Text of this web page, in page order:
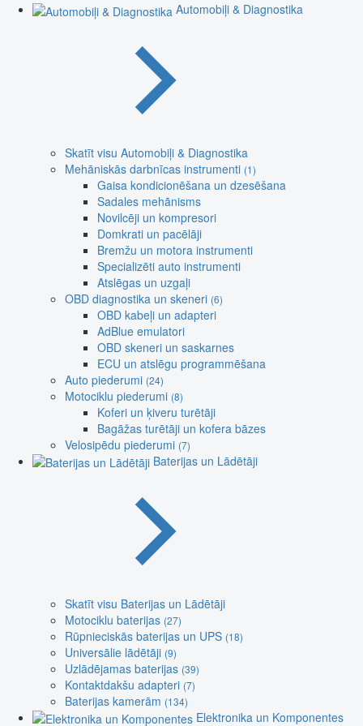
Automobiļi & Diagnostika
Skatīt visu Automobiļi & Diagnostika
Mehāniskās darbnīcas instrumenti (1)
Gaisa kondicionēšana un dzesēšana
Sadales mehānisms
Novilcēji un kompresori
Domkrati un pacēlāji
Bremžu un motora instrumenti
Specializēti auto instrumenti
Atslēgas un uzgaļi
OBD diagnostika un skeneri (6)
OBD kabeļi un adapteri
AdBlue emulatori
OBD skeneri un saskarnes
ECU un atslēgu programmēšana
Auto piederumi (24)
Motociklu piederumi (8)
Koferi un ķiveru turētāji
Bagāžas turētāji un kofera bāzes
Velosipēdu piederumi (7)
Baterijas un Lādētāji
Skatīt visu Baterijas un Lādētāji
Motociklu baterijas (27)
Rūpnieciskās baterijas un UPS (18)
Universālie lādētāji (9)
Uzlādējamas baterijas (39)
Kontaktdakšu adapteri (7)
Baterijas kamerām (134)
Elektronika un Komponentes